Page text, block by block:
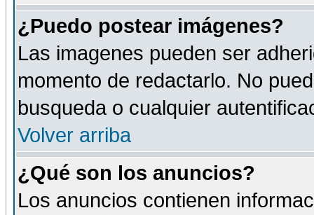
¿Puedo postear imágenes?
Las imagenes pueden ser
momento de redactarlo. No
busqueda o cualquier
Volver arriba
¿Qué son los anuncios?
Los anuncios contienen